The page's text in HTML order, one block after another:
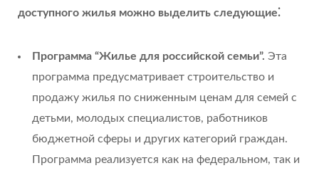
доступного жилья можно выделить следующие⁚
Программа “Жилье для российской семьи”. Эта
программа предусматривает строительство и
продажу жилья по сниженным ценам для семей с
детьми, молодых специалистов, работников
бюджетной сферы и других категорий граждан.
Программа реализуется как на федеральном, так и